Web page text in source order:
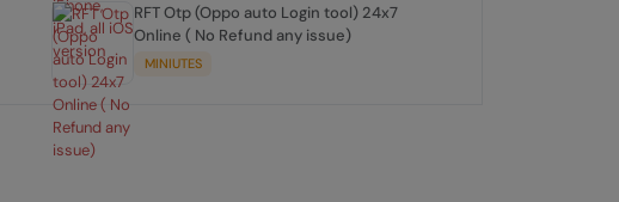
RFT Otp (Oppo auto Login tool) 24x7
Online ( No Refund any issue)
MINIUTES